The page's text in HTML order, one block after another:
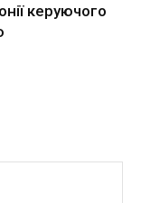
керуючого